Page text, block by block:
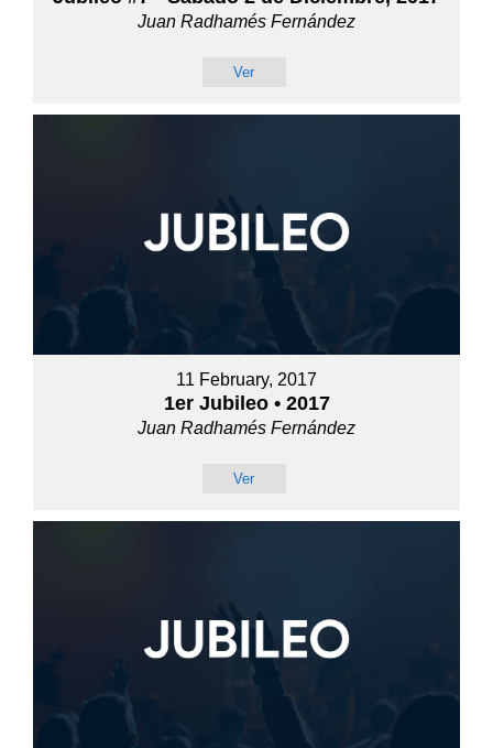
Juan Radhamés Fernández
Ver
11 February, 2017
1er Jubileo • 2017
Juan Radhamés Fernández
Ver